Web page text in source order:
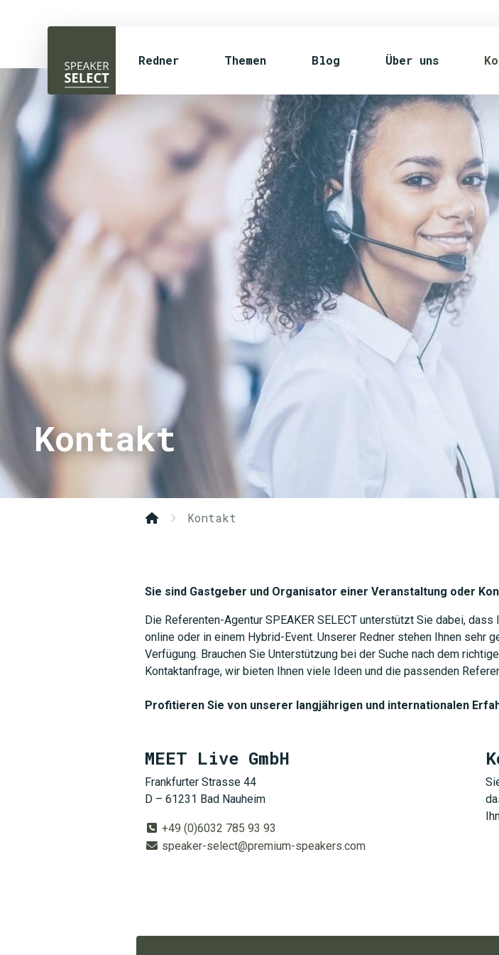
Redner Themen Blog Über uns
Kontakt
Kontakt
Sie sind Gastgeber und Organisator einer Veranstaltung oder
Die Referenten-Agentur SPEAKER SELECT unterstützt Sie dabei,
online oder in einem Hybrid-Event. Unserer Redner stehen Ihnen sehr
Verfügung. Brauchen Sie Unterstützung bei der Suche nach dem
Kontaktanfrage, wir bieten Ihnen viele Ideen und die passenden
Profitieren Sie von unserer langjährigen und internationalen
MEET Live GmbH
Frankfurter Strasse 44
D – 61231 Bad Nauheim
+49 (0)6032 785 93 93
speaker-select@premium-speakers.com